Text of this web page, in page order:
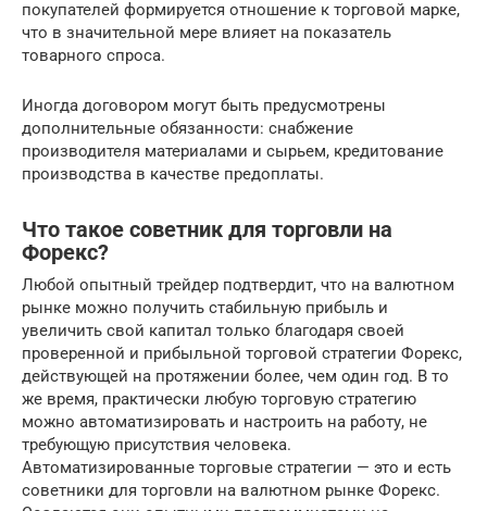
покупателей формируется отношение к торговой марке,
что в значительной мере влияет на показатель
товарного спроса.
Иногда договором могут быть предусмотрены
дополнительные обязанности: снабжение
производителя материалами и сырьем, кредитование
производства в качестве предоплаты.
Что такое советник для торговли на
Форекс?
Любой опытный трейдер подтвердит, что на валютном
рынке можно получить стабильную прибыль и
увеличить свой капитал только благодаря своей
проверенной и прибыльной торговой стратегии Форекс,
действующей на протяжении более, чем один год. В то
же время, практически любую торговую стратегию
можно автоматизировать и настроить на работу, не
требующую присутствия человека.
Автоматизированные торговые стратегии — это и есть
советники для торговли на валютном рынке Форекс.